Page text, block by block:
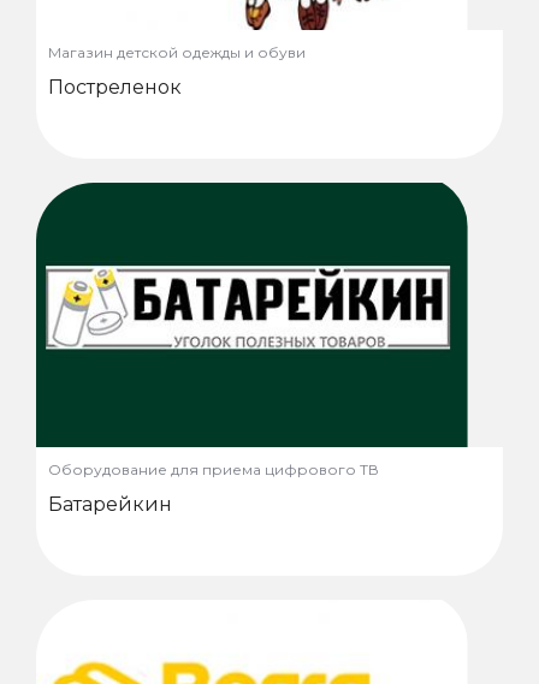
Магазин детской одежды и обуви
Постреленок
Оборудование для приема цифрового ТВ
Батарейкин